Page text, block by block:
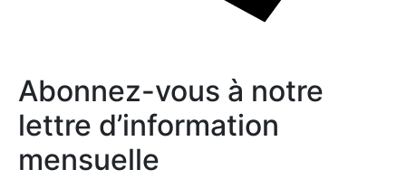
Abonnez-vous à notre
lettre d’information
mensuelle